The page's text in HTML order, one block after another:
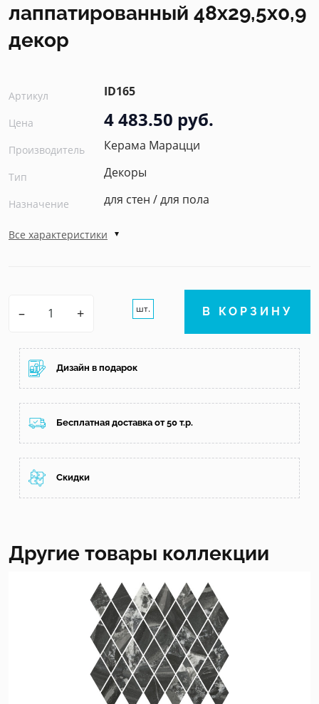
лаппатированный 48x29,5x0,9
декор
Артикул ID165
Цена 4 483.50 руб.
Производитель Керама Марацци
Тип Декоры
Назначение для стен / для пола
Все характеристики
– + шт. В КОРЗИНУ
Дизайн в подарок
Бесплатная доставка от 50 т.р.
Скидки
Другие товары коллекции